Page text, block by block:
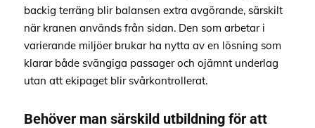
backig terräng blir balansen extra avgörande, särskilt
när kranen används från sidan. Den som arbetar i
varierande miljöer brukar ha nytta av en lösning som
klarar både svängiga passager och ojämnt underlag
utan att ekipaget blir svårkontrollerat.
Behöver man särskild utbildning för att